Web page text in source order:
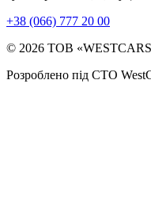
+38 (066) 777 20 00
© 2026 ТОВ
Розроблено під СТО